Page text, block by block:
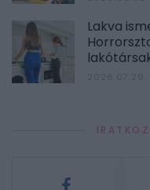
Lakva
2026.07.29.